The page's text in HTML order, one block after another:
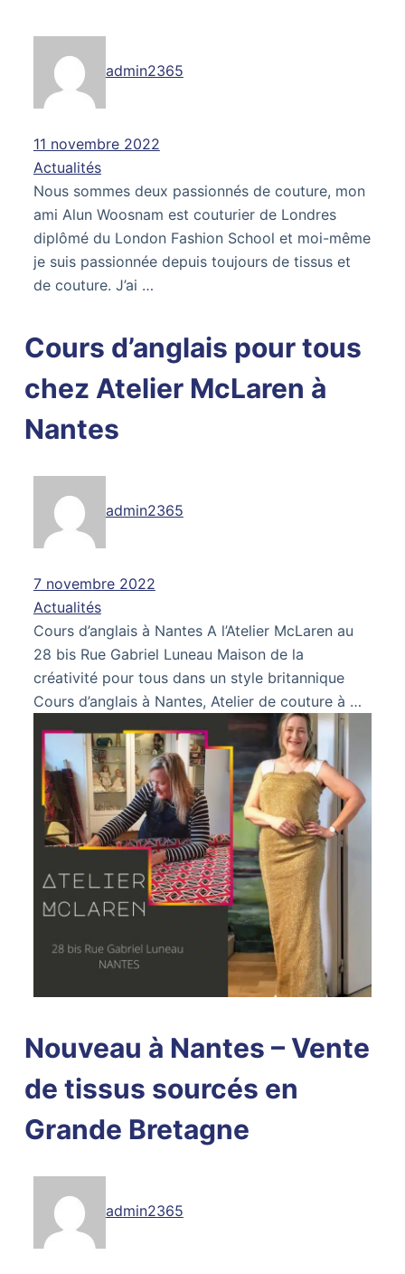
admin2365
11 novembre 2022
Actualités
Nous sommes deux passionnés de couture, mon
ami Alun Woosnam est couturier de Londres
diplômé du London Fashion School et moi-même
je suis passionnée depuis toujours de tissus et
de couture. J’ai …
Cours d’anglais pour tous
chez Atelier McLaren à
Nantes
admin2365
7 novembre 2022
Actualités
Cours d’anglais à Nantes A l’Atelier McLaren au
28 bis Rue Gabriel Luneau Maison de la
créativité pour tous dans un style britannique
Cours d’anglais à Nantes, Atelier de couture à …
Nouveau à Nantes – Vente
de tissus sourcés en
Grande Bretagne
admin2365